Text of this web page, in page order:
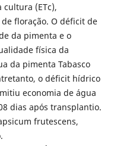
cultura (ETc),
floração. O déficit de
da pimenta e o
física da
da pimenta Tabasco
o déficit hídrico
economia de água
dias após transplantio.
frutescens,